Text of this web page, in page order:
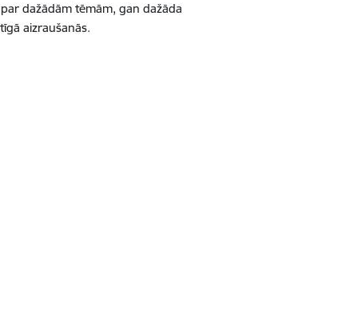
dažādām tēmām, gan dažāda
aizraušanās.